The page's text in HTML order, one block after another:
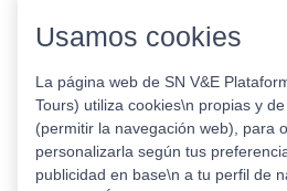
Usamos cookies
La página web de SN V&E
Tours) utiliza cookies\n propias y
(permitir la navegación web), para
personalizarla según tus
publicidad en base\n a tu perfil de